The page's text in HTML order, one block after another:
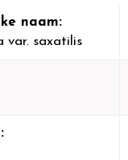
naam:
var. saxatilis